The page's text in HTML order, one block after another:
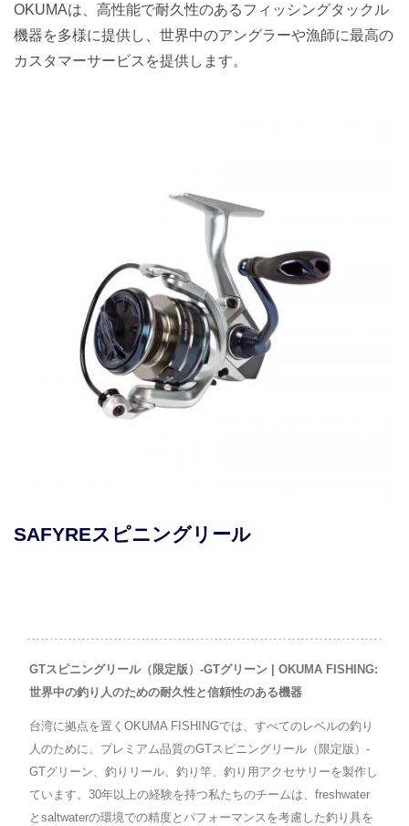
OKUMAは、高性能で耐久性のあるフィッシングタックル
機器を多様に提供し、世界中のアングラーや漁師に最高の
カスタマーサービスを提供します。
MAKAIRA SEA GOLDレバードラグリール
GTスピニングリール（限定版）-GTグリーン | OKUMA FISHING:
世界中の釣り人のための耐久性と信頼性のある機器
台湾に拠点を置くOKUMA FISHINGでは、すべてのレベルの釣り
人のために、プレミアム品質のGTスピニングリール（限定版）-
GTグリーン、釣りリール、釣り竿、釣り用アクセサリーを製作し
ています。30年以上の経験を持つ私たちのチームは、freshwater
とsaltwaterの環境での精度とパフォーマンスを考慮した釣り具を